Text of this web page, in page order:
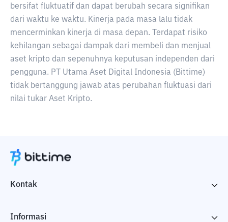
bersifat fluktuatif dan dapat berubah secara signifikan
dari waktu ke waktu. Kinerja pada masa lalu tidak
mencerminkan kinerja di masa depan. Terdapat risiko
kehilangan sebagai dampak dari membeli dan menjual
aset kripto dan sepenuhnya keputusan independen dari
pengguna. PT Utama Aset Digital Indonesia (Bittime)
tidak bertanggung jawab atas perubahan fluktuasi dari
nilai tukar Aset Kripto.
Kontak
Informasi